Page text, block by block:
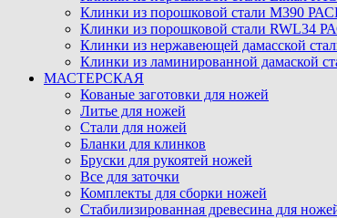
Клинки из порошковой стали M390
Клинки из порошковой стали RWL34
Клинки из нержавеющей дамасской
Клинки из ламинированной дамаской
МАСТЕРСКАЯ
Кованые заготовки для ножей
Литье для ножей
Стали для ножей
Бланки для клинков
Бруски для рукоятей ножей
Все для заточки
Комплекты для сборки ножей
Стабилизированная древесина для